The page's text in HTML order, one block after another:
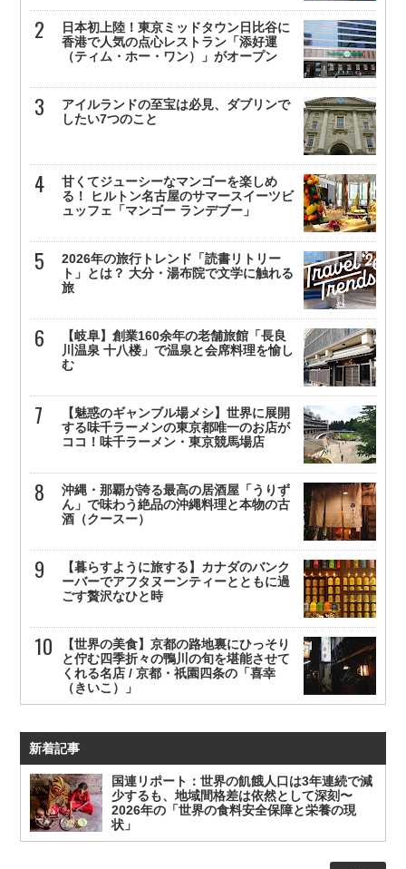
日本初上陸！東京ミッドタウン日比谷に
香港で人気の点心レストラン「添好運
（ティム・ホー・ワン）」がオープン
アイルランドの至宝は必見、ダブリンで
したい7つのこと
甘くてジューシーなマンゴーを楽しめ
る！ ヒルトン名古屋のサマースイーツビ
ュッフェ「マンゴー ランデブー」
2026年の旅行トレンド「読書リトリー
ト」とは？ 大分・湯布院で文学に触れる
旅
【岐阜】創業160余年の老舗旅館「長良
川温泉 十八楼」で温泉と会席料理を愉し
む
【魅惑のギャンブル場メシ】世界に展開
する味千ラーメンの東京都唯一のお店が
ココ！味千ラーメン・東京競馬場店
沖縄・那覇が誇る最高の居酒屋「うりず
ん」で味わう絶品の沖縄料理と本物の古
酒（クースー）
【暮らすように旅する】カナダのバンク
ーバーでアフタヌーンティーとともに過
ごす贅沢なひと時
【世界の美食】京都の路地裏にひっそり
と佇む四季折々の鴨川の旬を堪能させて
くれる名店 / 京都・祇園四条の「喜幸
（きいこ）」
新着記事
国連リポート：世界の飢餓人口は3年連続で減
少するも、地域間格差は依然として深刻〜
2026年の「世界の食料安全保障と栄養の現
状」